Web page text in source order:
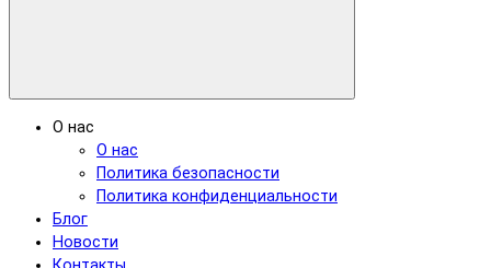
О нас
О нас
Политика безопасности
Политика конфиденциальности
Блог
Новости